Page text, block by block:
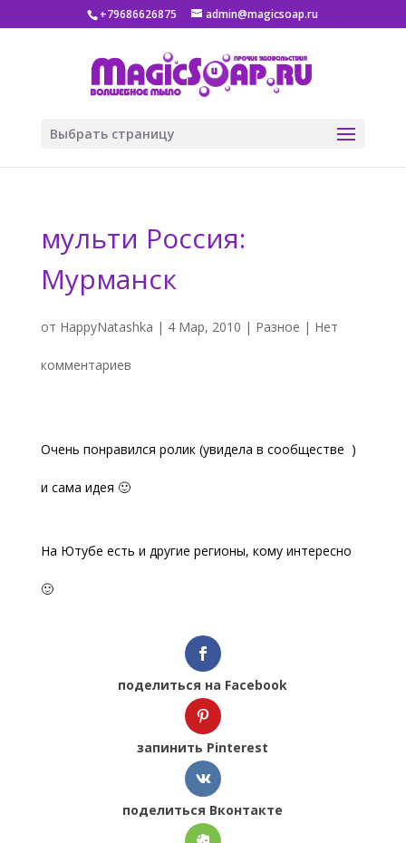
+79686626875 admin@magicsoap.ru
Выбрать страницу
мульти Россия:
Мурманск
от HappyNatashka | 4 Мар, 2010 | Разное | Нет
комментариев
Очень понравился ролик (увидела в сообществе )
и сама идея 🙂
На Ютубе есть и другие регионы, кому интересно
🙂
поделиться на Facebook
запинить Pinterest
поделиться Вконтакте